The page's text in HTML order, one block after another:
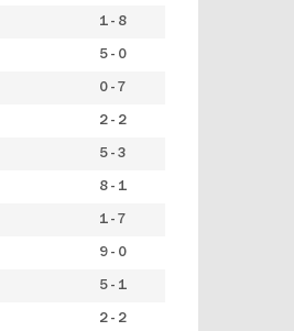
1 - 8
5 - 0
0 - 7
2 - 2
5 - 3
8 - 1
1 - 7
9 - 0
5 - 1
2 - 2